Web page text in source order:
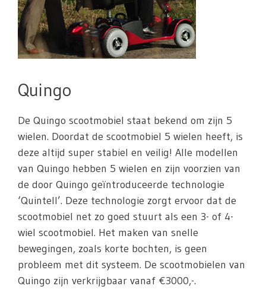
Quingo
De Quingo scootmobiel staat bekend om zijn 5
wielen. Doordat de scootmobiel 5 wielen heeft, is
deze altijd super stabiel en veilig! Alle modellen
van Quingo hebben 5 wielen en zijn voorzien van
de door Quingo geïntroduceerde technologie
‘Quintell’. Deze technologie zorgt ervoor dat de
scootmobiel net zo goed stuurt als een 3- of 4-
wiel scootmobiel. Het maken van snelle
bewegingen, zoals korte bochten, is geen
probleem met dit systeem. De scootmobielen van
Quingo zijn verkrijgbaar vanaf €3000,-.